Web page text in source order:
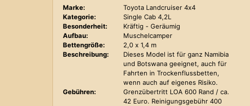
Marke:
Toyota Landcruiser 4x4
Kategorie:
Single Cab 4,2L
Besonderheit:
Kräftig - Geräumig
Aufbau:
Muschelcamper
Bettengröße:
2,0 x 1,4 m
Beschreibung:
Dieses Model ist für ganz Namibia
und Botswana geeignet, auch für
Fahrten in Trockenflussbetten,
wenn auch auf eigenes Risiko.
Gebühren:
Grenzübertritt LOA 600 Rand / ca.
42 Euro. Reinigungsgebühr 400